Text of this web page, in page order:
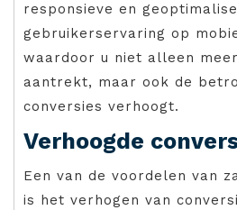
responsieve en
gebruikerservaring op
waardoor u niet alleen
aantrekt, maar ook de
conversies verhoogt.
Verhoogde
Een van de voordelen van
is het verhogen van